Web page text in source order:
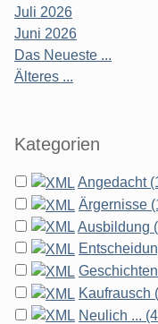
Juli 2026
Juni 2026
Das Neueste ...
Älteres ...
Kategorien
Angedacht
Ärgernisse
Ausbildung
Kaufrausch
Neulich ...